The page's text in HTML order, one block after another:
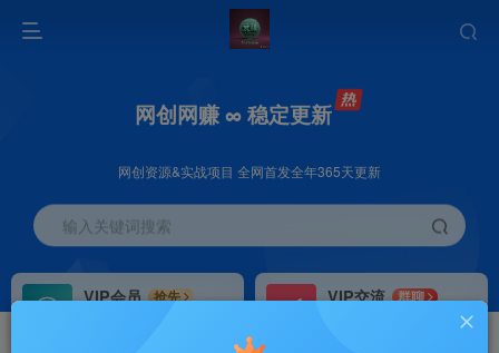
网创网赚 ∞ 稳定更新
网创资源&实战项目 全网首发全年365天更新
输入关键词搜索
VIP会员
抢先
VIP交流
群聊
研究探讨更多创业项目路子。